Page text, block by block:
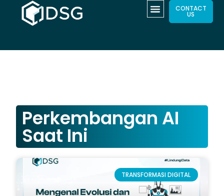
CONTACT
US
Perkembangan AI
Saat Ini
TRANSFORMASI DIGITAL